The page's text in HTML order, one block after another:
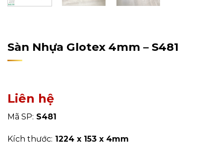
Sàn Nhựa Glotex 4mm – S481
Liên hệ
Mã SP: S481
Kích thước: 1224 x 153 x 4mm